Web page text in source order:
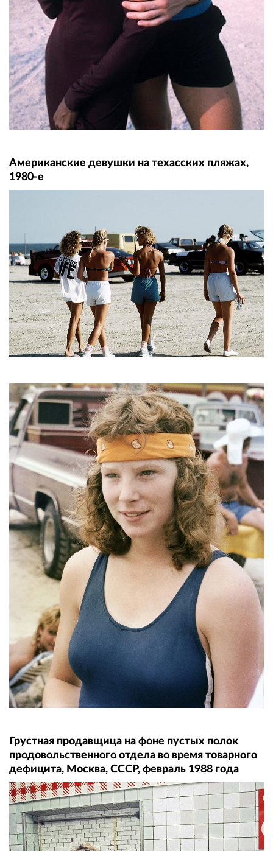
Американские девушки на техасских пляжах,
1980-е
Грустная продавщица на фоне пустых полок
продовольственного отдела во время товарного
дефицита, Москва, СССР, февраль 1988 года